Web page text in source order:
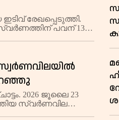
രേഖപ്പെടുത്തി.
സ്വർണത്തിന് പവന് 1360
2026 ജൂലൈ 23
സ്വർണവില